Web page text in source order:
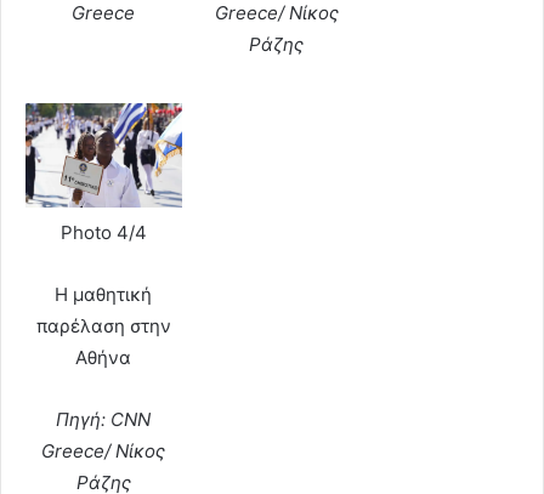
Greece
Greece/ Νίκος
Ράζης
Photo 4/4
Η μαθητική
παρέλαση στην
Αθήνα
Πηγή: CNN
Greece/ Νίκος
Ράζης